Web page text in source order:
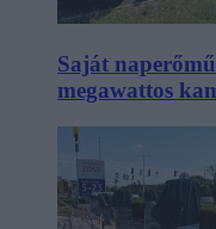
Saját
megawattos